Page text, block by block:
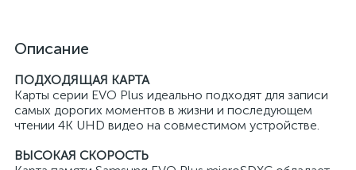
Описание
ПОДХОДЯЩАЯ КАРТА
Карты серии EVO Plus идеально подходят для записи
самых дорогих моментов в жизни и последующем
чтении 4K UHD видео на совместимом устройстве.
ВЫСОКАЯ СКОРОСТЬ